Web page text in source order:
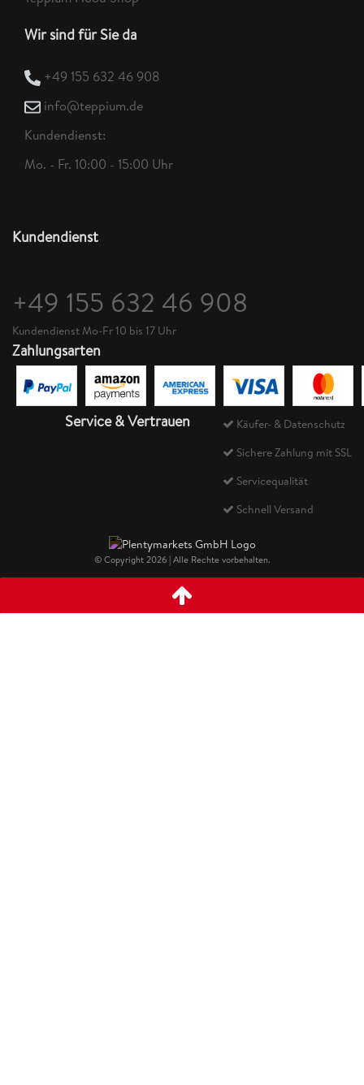
Wir sind für Sie da
+49 155 632 46 908
info@teppium.de
Kundendienst:
Mo. - Fr. 10:00 - 15:00 Uhr
Kundendienst
+49 155 632 46 908
Kundendienst Mo-Fr 10 bis 17 Uhr
Zahlungsarten
Service & Vertrauen
Käufer- & Datenschutz
Sichere Zahlung mit SSL
Servicequalität
Schnell Versand
© Copyright 2026 | Alle Rechte vorbehalten.